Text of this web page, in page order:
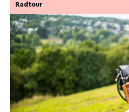
Radtour